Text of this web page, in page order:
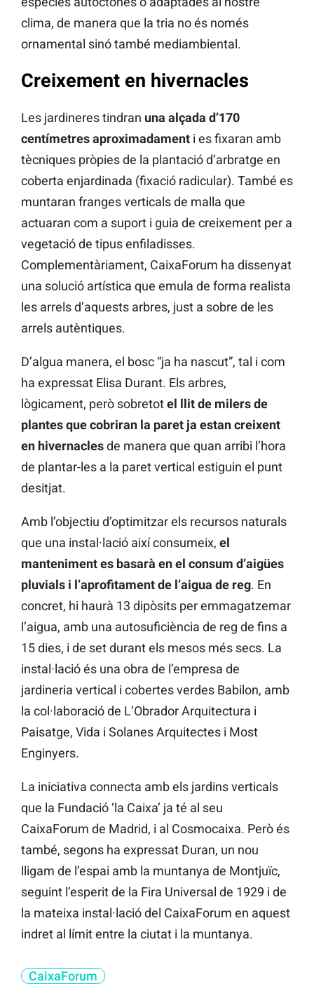
clima, de manera que la tria no és només
ornamental sinó també mediambiental.
Creixement en hivernacles
Les jardineres tindran una alçada d’170
centímetres aproximadament i es fixaran amb
tècniques pròpies de la plantació d’arbratge en
coberta enjardinada (fixació radicular). També es
muntaran franges verticals de malla que
actuaran com a suport i guia de creixement per a
vegetació de tipus enfiladisses.
Complementàriament, CaixaForum ha dissenyat
una solució artística que emula de forma realista
les arrels d’aquests arbres, just a sobre de les
arrels autèntiques.
D’algua manera, el bosc “ja ha nascut”, tal i com
ha expressat Elisa Durant. Els arbres,
lògicament, però sobretotel llit de milers de
plantes que cobriran la paret ja estan creixent
en hivernaclesde manera que quan arribi l’hora
de plantar-les a la paret vertical estiguin el punt
desitjat.
Amb l’objectiu d’optimitzar els recursos naturals
que una instal·lació així consumeix, el
manteniment es basarà en el consum d’aigües
pluvials i l’aprofitament de l’aigua de reg. En
concret, hi haurà 13 dipòsits per emmagatzemar
l’aigua, amb una autosuficiència de reg de fins a
15 dies, i de set durant els mesos més secs. La
instal·lació és una obra de l’empresa de
jardineria vertical i cobertes verdes Babilon, amb
la col·laboració de L’Obrador Arquitectura i
Paisatge, Vida i Solanes Arquitectes i Most
Enginyers.
La iniciativa connecta amb els jardins verticals
que la Fundació ‘la Caixa’ ja té al seu
CaixaForum de Madrid, i al Cosmocaixa. Però és
també, segons ha expressat Duran, un nou
lligam de l’espai amb la muntanya de Montjuïc,
seguint l’esperit de la Fira Universal de 1929 i de
la mateixa instal·lació del CaixaForum en aquest
indret al límit entre la ciutat i la muntanya.
CaixaForum